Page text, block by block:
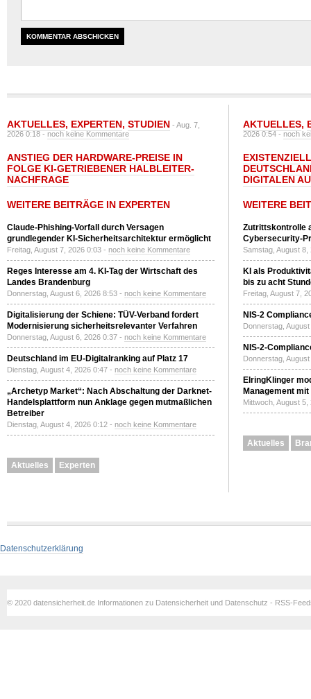
AKTUELLES, EXPERTEN, STUDIEN - Aug. 7,
2026 0:18 -noch keine Kommentare
ANSTIEG DER HARDWARE-PREISE IN
FOLGE KI-GETRIEBENER HALBLEITER-
NACHFRAGE
WEITERE BEITRÄGE IN EXPERTEN
Claude-Phishing-Vorfall durch Versagen
grundlegender KI-Sicherheitsarchitektur ermöglicht
Freitag, August 7, 2026 0:03 - noch keine Kommentare
Reges Interesse am 4. KI-Tag der Wirtschaft des
Landes Brandenburg
Donnerstag, August 6, 2026 8:53 - noch keine Kommentare
Digitalisierung der Schiene: TÜV-Verband fordert
Modernisierung sicherheitsrelevanter Verfahren
Donnerstag, August 6, 2026 0:37 - noch keine Kommentare
Deutschland im EU-Digitalranking auf Platz 17
Dienstag, August 4, 2026 0:47 - noch keine Kommentare
„Archetyp Market“: Nach Abschaltung der Darknet-
Handelsplattform nun Anklage gegen mutmaßlichen
Betreiber
Dienstag, August 4, 2026 0:12 - noch keine Kommentare
Aktuelles Experten
AKTUELLES,
2026 0:54 -noch
DIGITALEN
WEITERE
Zutrittskontrolle
Cybersecurity-
Samstag, August
KI als
bis zu acht
Freitag, August 7,
NIS-2
Donnerstag,
NIS-2-
Donnerstag,
ElringKlinger
Management
Mittwoch, August
Aktuelles
Datenschutzerklärung
© 2020 datensicherheit.de Informationen zu Datensicherheit und Datenschutz - RSS-